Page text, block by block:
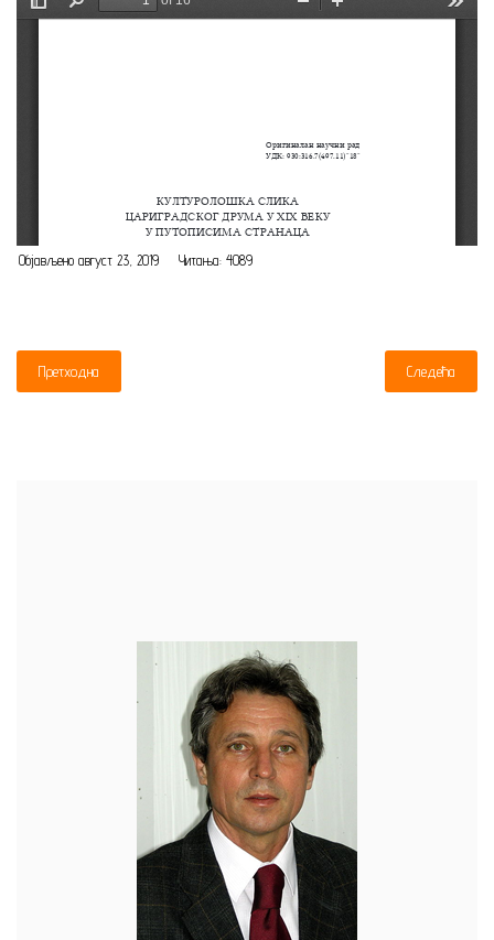
Објављено август 23, 2019 Читања: 4089
Претходна Следећа